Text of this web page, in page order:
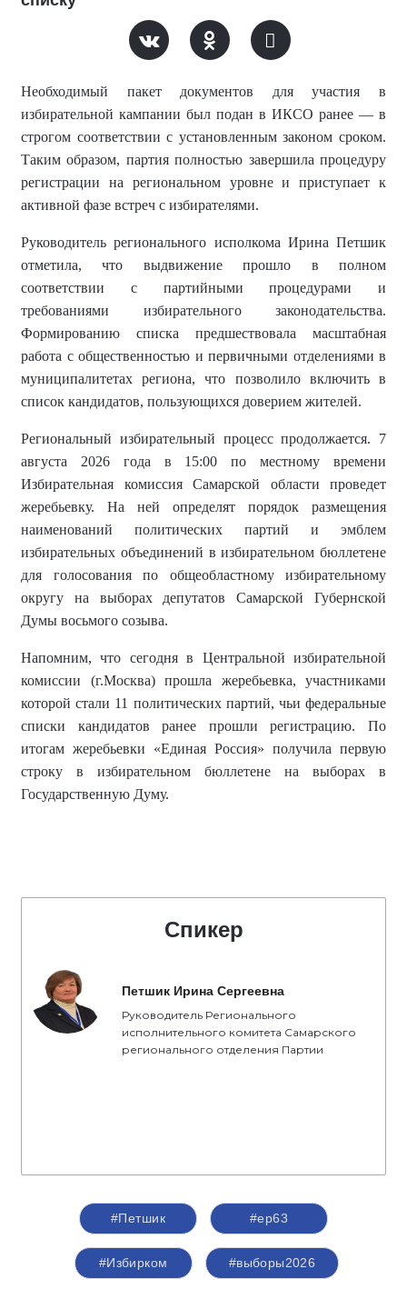
Необходимый пакет документов для участия в
избирательной кампании был подан в ИКСО ранее — в
строгом соответствии с установленным законом сроком.
Таким образом, партия полностью завершила процедуру
регистрации на региональном уровне и приступает к
активной фазе встреч с избирателями.
Руководитель регионального исполкома Ирина Петшик
отметила, что выдвижение прошло в полном
соответствии с партийными процедурами и
требованиями избирательного законодательства.
Формированию списка предшествовала масштабная
работа с общественностью и первичными отделениями в
муниципалитетах региона, что позволило включить в
список кандидатов, пользующихся доверием жителей.
Региональный избирательный процесс продолжается. 7
августа 2026 года в 15:00 по местному времени
Избирательная комиссия Самарской области проведет
жеребьевку. На ней определят порядок размещения
наименований политических партий и эмблем
избирательных объединений в избирательном бюллетене
для голосования по общеобластному избирательному
округу на выборах депутатов Самарской Губернской
Думы восьмого созыва.
Напомним, что сегодня в Центральной избирательной
комиссии (г.Москва) прошла жеребьевка, участниками
которой стали 11 политических партий, чьи федеральные
списки кандидатов ранее прошли регистрацию. По
итогам жеребьевки «Единая Россия» получила первую
строку в избирательном бюллетене на выборах в
Государственную Думу.
Спикер
Петшик Ирина Сергеевна
Руководитель Регионального
исполнительного комитета Самарского
регионального отделения Партии
#Петшик #ер63
#Избирком #выборы2026